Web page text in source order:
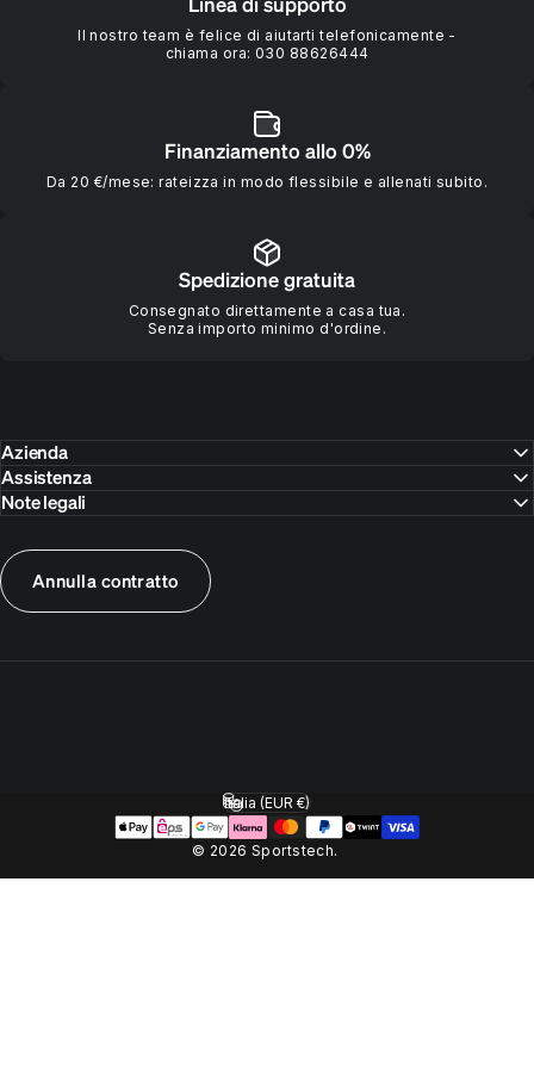
Il nostro team è felice di aiutarti telefonicamente -
chiama ora: 030 88626444
Finanziamento allo 0%
Da 20 €/mese: rateizza in modo flessibile e allenati subito.
Spedizione gratuita
Consegnato direttamente a casa tua.
Senza importo minimo d'ordine.
Azienda
Assistenza
Note legali
Annulla contratto
© 2026 Sportstech.
Paese/Area geografica
Italia (EUR €)